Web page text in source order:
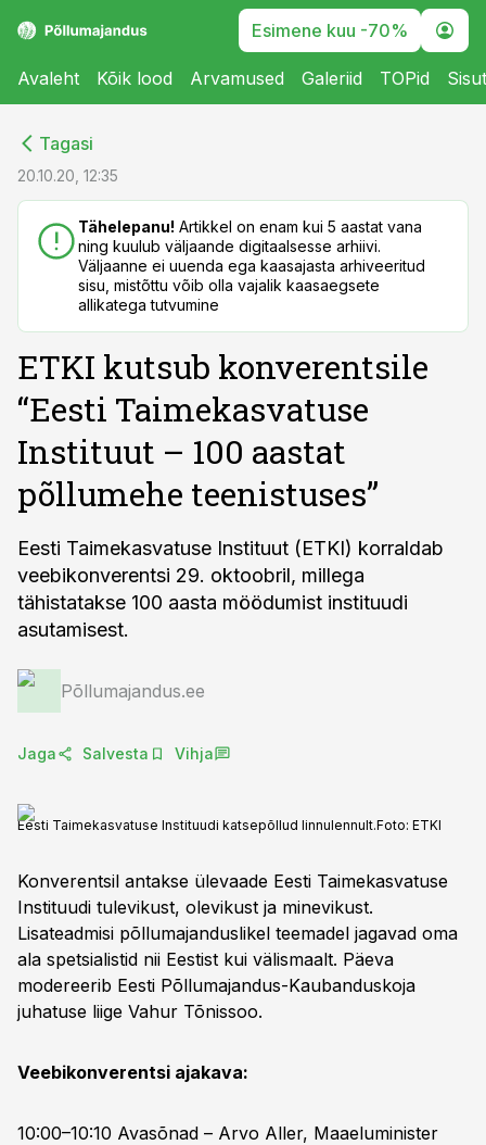
Esimene kuu -70%
Avaleht Kõik lood Arvamused Galeriid TOPid
Tagasi
20.10.20, 12:35
Tähelepanu! Artikkel on enam kui 5 aastat vana
ning kuulub väljaande digitaalsesse arhiivi.
Väljaanne ei uuenda ega kaasajasta arhiveeritud
sisu, mistõttu võib olla vajalik kaasaegsete
allikatega tutvumine
ETKI kutsub konverentsile
“Eesti Taimekasvatuse
Instituut – 100 aastat
põllumehe teenistuses”
Eesti Taimekasvatuse Instituut (ETKI) korraldab
veebikonverentsi 29. oktoobril, millega
tähistatakse 100 aasta möödumist instituudi
asutamisest.
Põllumajandus.ee
Jaga Salvesta Vihja
Eesti Taimekasvatuse Instituudi katsepõllud linnulennult.Foto: ETKI
Konverentsil antakse ülevaade Eesti Taimekasvatuse
Instituudi tulevikust, olevikust ja minevikust.
Lisateadmisi põllumajanduslikel teemadel jagavad oma
ala spetsialistid nii Eestist kui välismaalt. Päeva
modereerib Eesti Põllumajandus-Kaubanduskoja
juhatuse liige Vahur Tõnissoo.
Veebikonverentsi ajakava:
10:00–10:10 Avasõnad – Arvo Aller, Maaeluminister